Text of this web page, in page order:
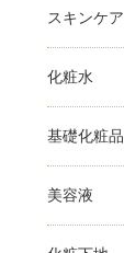
スキンケア
化粧水
基礎化粧品
美容液